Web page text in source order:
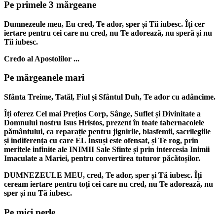
Pe primele 3 mărgeane
Dumnezeule meu, Eu cred, Te ador, sper și Tîi iubesc. Îți cer
iertare pentru cei care nu cred, nu Te adorează, nu speră și nu
Tîi iubesc.
Credo al Apostolilor ...
Pe mărgeanele mari
Sfânta Treime, Tatăl, Fiul și Sfântul Duh, Te ador cu adâncime.
Îți oferez Cel mai Prețios Corp, Sânge, Suflet și Divinitate a
Domnului nostru Isus Hristos, prezent în toate tabernacolele
pământului, ca reparație pentru jignirile, blasfemii, sacrilegiile
și indiferența cu care EL Însuși este ofensat, și Te rog, prin
meritele infinite ale INIMII Sale Sfinte și prin intercesia Inimii
Imaculate a Mariei, pentru convertirea tuturor păcătoșilor.
DUMNEZEULE MEU, cred, Te ador, sper și Tă iubesc. Îți
ceream iertare pentru toți cei care nu cred, nu Te adorează, nu
sper și nu Tă iubesc.